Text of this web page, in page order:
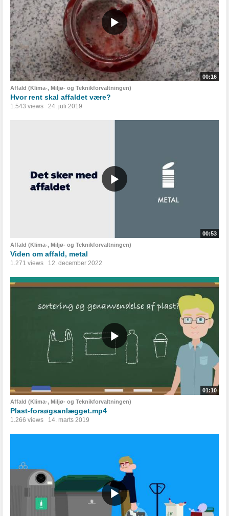
00:16
Affald (Klima-, Miljø- og Teknikforvaltningen)
Hvor rent skal affaldet være?
1.543 views 24. juli 2019
00:53
Affald (Klima-, Miljø- og Teknikforvaltningen)
Viden om affald, metal
1.271 views 12. december 2022
01:10
Affald (Klima-, Miljø- og Teknikforvaltningen)
Plast-forsøgsanlægget.mp4
1.266 views 14. marts 2019